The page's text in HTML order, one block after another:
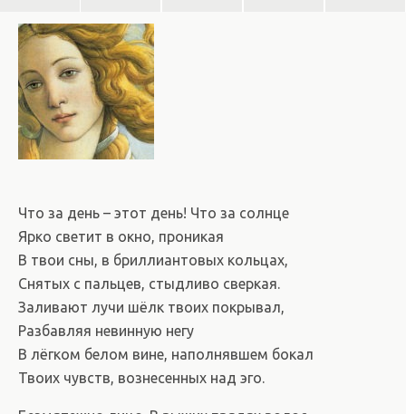
Что за день – этот день! Что за солнце
Ярко светит в окно, проникая
В твои сны, в бриллиантовых кольцах,
Снятых с пальцев, стыдливо сверкая.
Заливают лучи шёлк твоих покрывал,
Разбавляя невинную негу
В лёгком белом вине, наполнявшем бокал
Твоих чувств, вознесенных над эго.